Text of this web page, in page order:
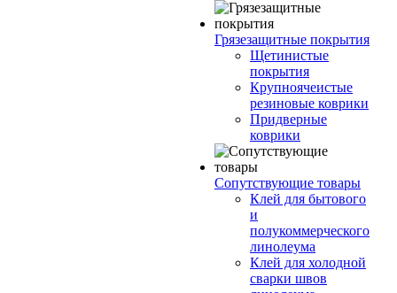
Грязезащитные покрытия
Щетинистые
покрытия
Крупноячеистые
резиновые коврики
Придверные
коврики
Сопутствующие товары
Клей для бытового
и
полукоммерческого
линолеума
Клей для холодной
сварки швов